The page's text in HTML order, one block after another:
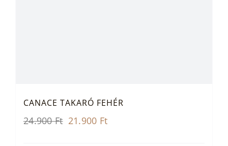
CANACE TAKARÓ FEHÉR
24.900Ft Original
21.900 FtCurrent